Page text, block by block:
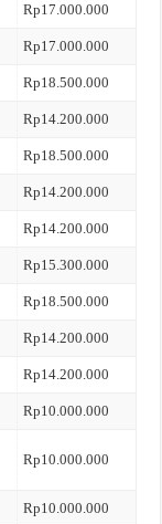
Rp17.000.000
Rp17.000.000
Rp18.500.000
Rp14.200.000
Rp18.500.000
Rp14.200.000
Rp14.200.000
Rp15.300.000
Rp18.500.000
Rp14.200.000
Rp14.200.000
Rp10.000.000
Rp10.000.000
Rp10.000.000